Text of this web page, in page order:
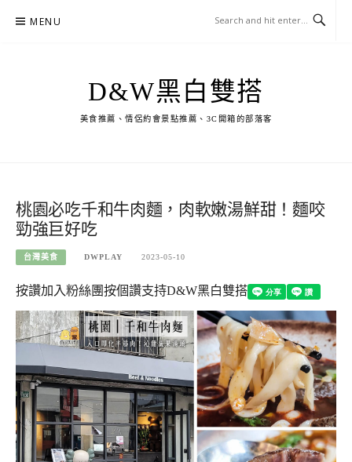
MENU
D&W黑白雙搭
美食推薦、情侶約會景點推薦、3C開箱的部落客
桃園必吃千和牛肉麵，肉軟嫩湯鮮甜！麵咬
勁強巨好吃
台灣美食 DWPLAY 2023-05-10
按讚加入粉絲團按個讚支持D&W黑白雙搭